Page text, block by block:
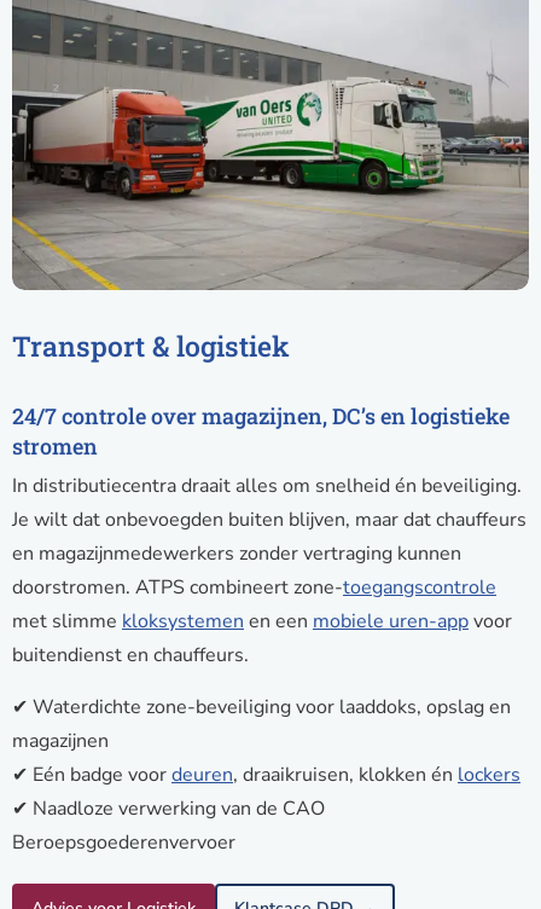
Transport & logistiek
24/7 controle over magazijnen, DC’s en logistieke
stromen
In distributiecentra draait alles om snelheid én beveiliging.
Je wilt dat onbevoegden buiten blijven, maar dat chauffeurs
en magazijnmedewerkers zonder vertraging kunnen
doorstromen. ATPS combineert zone-toegangscontrole
met slimme kloksystemen en een mobiele uren-appvoor
buitendienst en chauffeurs.
✔ Waterdichte zone-beveiliging voor laaddoks, opslag en
magazijnen
✔ Eén badge voordeuren, draaikruisen, klokken én lockers
✔ Naadloze verwerking van de CAO
Beroepsgoederenvervoer